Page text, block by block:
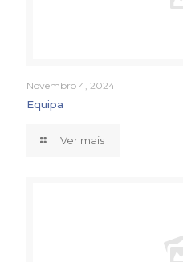
Novembro 4, 2024
Equipa
Ver mais